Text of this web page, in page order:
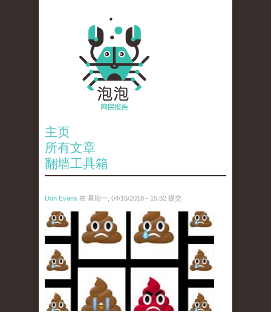
主页
所有文章
翻墙工具箱
Don Evans 在 星期一, 04/16/2018 - 15:32 提交
wechatimg1053.jpeg